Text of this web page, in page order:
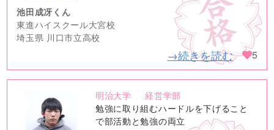
池田成冴くん
東進ハイスクール大宮校
埼玉県 川口市立高校
→続きを読む 5
no
image
明治大学
経営学部
勉強に取り組むハードルを下げること
で部活動と勉強の両立